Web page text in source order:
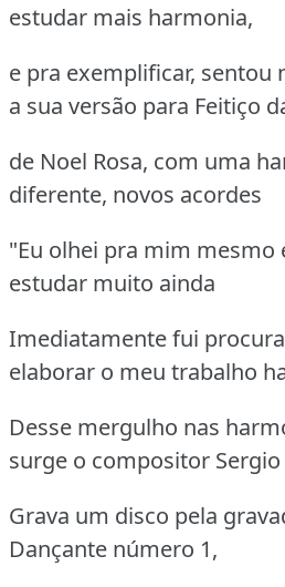
estudar mais harmonia,
e pra exemplificar, sentou
a sua versão para Feitiço
de Noel Rosa, com uma
diferente, novos acordes
"Eu olhei pra mim mesmo
estudar muito ainda
Imediatamente fui
elaborar o meu trabalho
Desse mergulho nas
surge o compositor Sergio
Grava um disco pela
Dançante número 1,